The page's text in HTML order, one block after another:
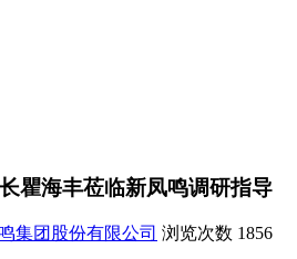
瞿海丰莅临新凤鸣调研指导
集团股份有限公司 浏览次数 1856